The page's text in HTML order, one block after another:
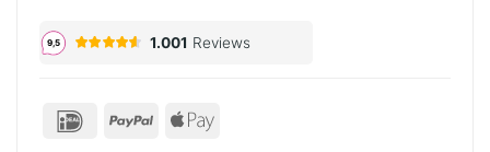
IDeal PayPal Apple